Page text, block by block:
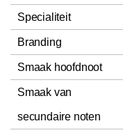
Specialiteit
Branding
Smaak hoofdnoot
Smaak van
secundaire noten